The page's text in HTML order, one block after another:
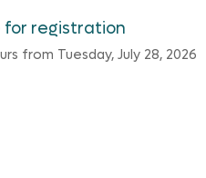
for registration
from Tuesday, July 28, 2026